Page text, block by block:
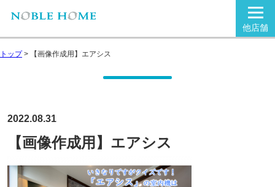
他店舗
トップ> 【画像作成用】エアシス
2022.08.31
【画像作成用】エアシス